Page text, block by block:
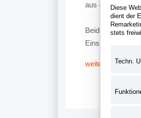
Diese
dient der
stets
Techn.
aus – Last oder
Beides. Die EBV
Einschnitt – für
weiterlesen